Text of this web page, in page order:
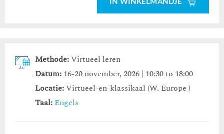
IN WINKELMANDJE
Methode:Virtueel leren
Datum: 16-20 november, 2026 | 10:30 to 18:00
Locatie:Virtueel-en-klassikaal (W. Europe )
Taal: Engels